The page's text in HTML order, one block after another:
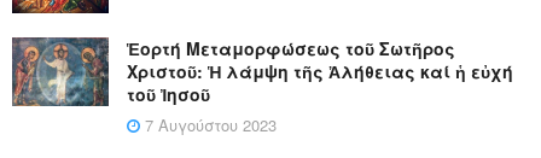
Ἑορτή Μεταμορφώσεως τοῦ Σωτῆρος
Χριστοῦ: Ἡ λάμψη τῆς Ἀλήθειας καί ἡ εὐχή
τοῦ Ἰησοῦ
7 Αυγούστου 2023